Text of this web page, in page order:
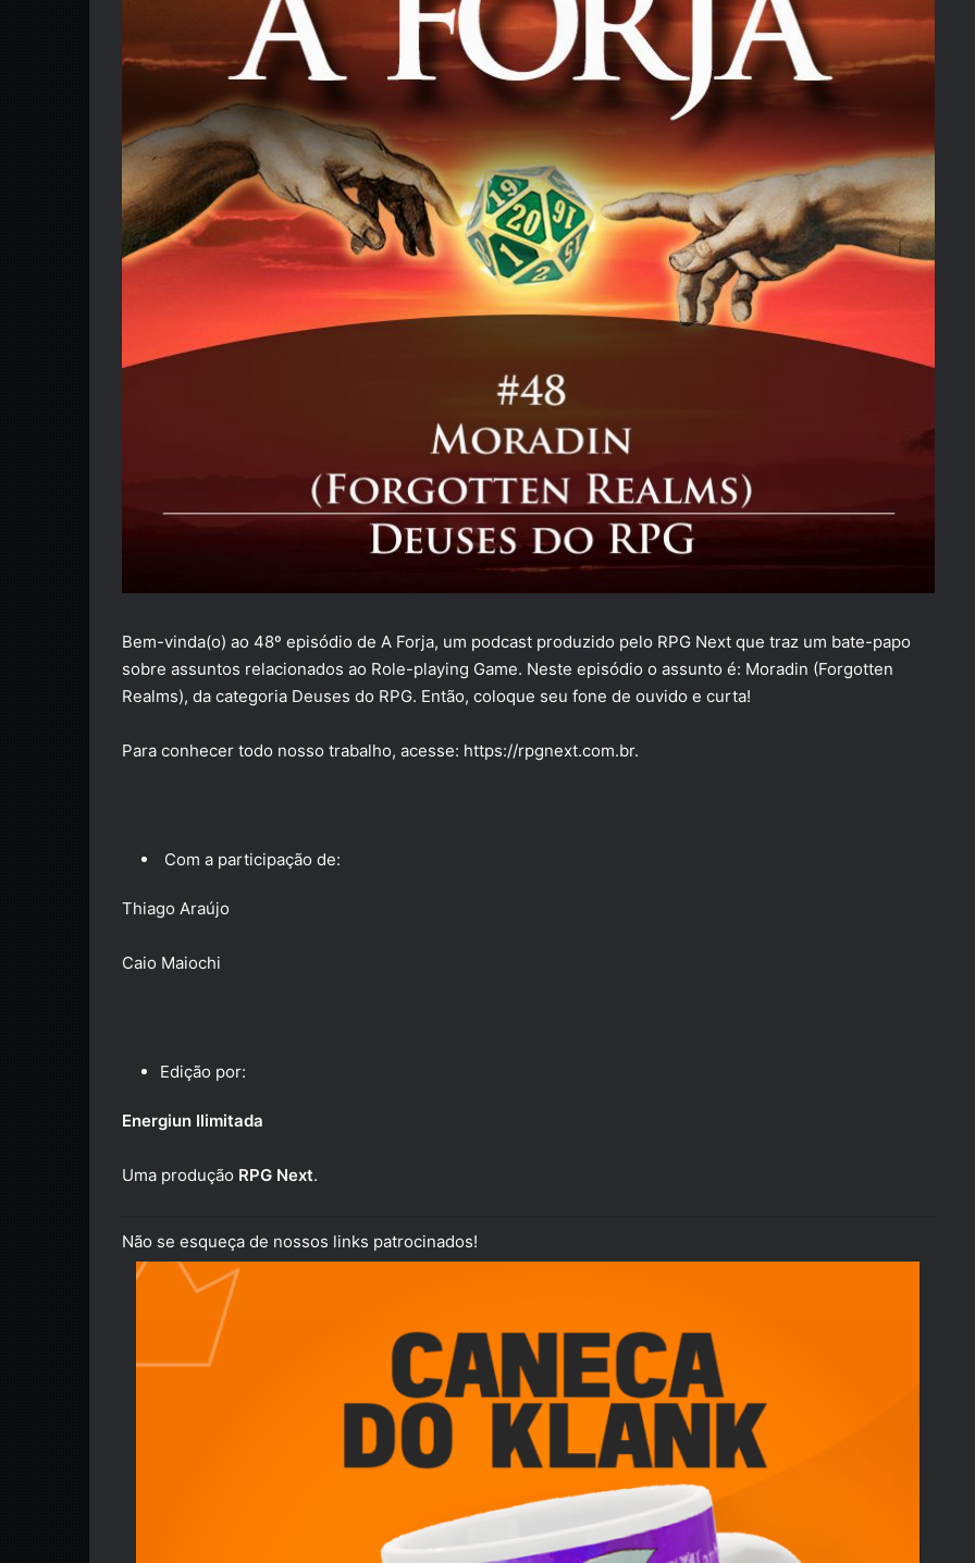
volume.
Bem-vinda(o) ao 48º episódio de A Forja, um podcast produzido pelo RPG Next que traz um bate-papo
sobre assuntos relacionados ao Role-playing Game. Neste episódio o assunto é: Moradin (Forgotten
Realms), da categoria Deuses do RPG. Então, coloque seu fone de ouvido e curta!
Para conhecer todo nosso trabalho, acesse: https://rpgnext.com.br.
Com a participação de:
Thiago Araújo
Caio Maiochi
Edição por:
Energiun Ilimitada
Uma produção RPG Next.
Não se esqueça de nossos links patrocinados!